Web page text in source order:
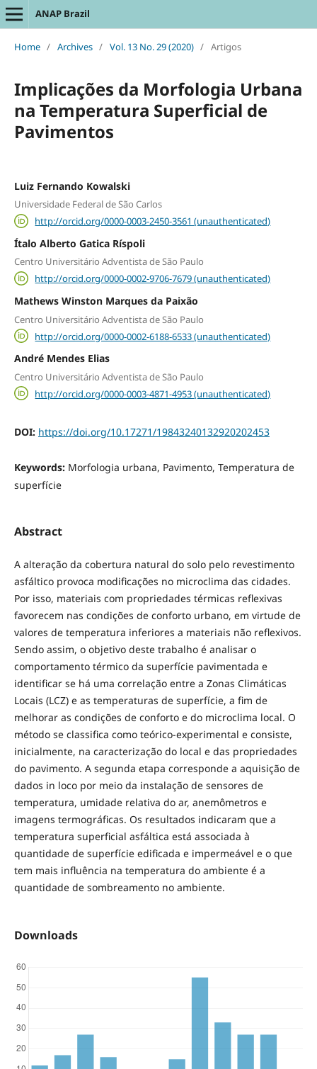
ANAP Brazil
Home / Archives / Vol. 13 No. 29 (2020) / Artigos
Implicações da Morfologia Urbana
na Temperatura Superficial de
Pavimentos
Luiz Fernando Kowalski
Universidade Federal de São Carlos
http://orcid.org/0000-0003-2450-3561 (unauthenticated)
Ítalo Alberto Gatica Ríspoli
Centro Universitário Adventista de São Paulo
http://orcid.org/0000-0002-9706-7679 (unauthenticated)
Mathews Winston Marques da Paixão
Centro Universitário Adventista de São Paulo
http://orcid.org/0000-0002-6188-6533 (unauthenticated)
André Mendes Elias
Centro Universitário Adventista de São Paulo
http://orcid.org/0000-0003-4871-4953 (unauthenticated)
DOI: https://doi.org/10.17271/19843240132920202453
Keywords: Morfologia urbana, Pavimento, Temperatura de
superfície
Abstract
A alteração da cobertura natural do solo pelo revestimento
asfáltico provoca modificações no microclima das cidades.
Por isso, materiais com propriedades térmicas reflexivas
favorecem nas condições de conforto urbano, em virtude de
valores de temperatura inferiores a materiais não reflexivos.
Sendo assim, o objetivo deste trabalho é analisar o
comportamento térmico da superfície pavimentada e
identificar se há uma correlação entre a Zonas Climáticas
Locais (LCZ) e as temperaturas de superfície, a fim de
melhorar as condições de conforto e do microclima local. O
método se classifica como teórico-experimental e consiste,
inicialmente, na caracterização do local e das propriedades
do pavimento. A segunda etapa corresponde a aquisição de
dados in loco por meio da instalação de sensores de
temperatura, umidade relativa do ar, anemômetros e
imagens termográficas. Os resultados indicaram que a
temperatura superficial asfáltica está associada à
quantidade de superfície edificada e impermeável e o que
tem mais influência na temperatura do ambiente é a
quantidade de sombreamento no ambiente.
Downloads